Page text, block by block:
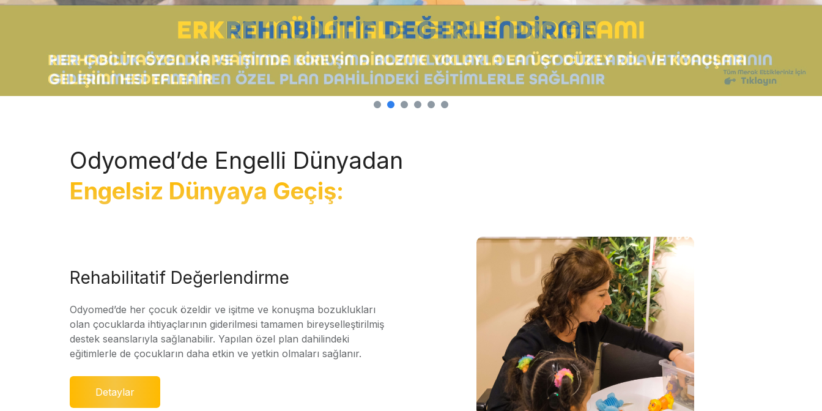
Odyomed’de Engelli Dünyadan
Engelsiz Dünyaya Geçiş:
Rehabilitatif Değerlendirme
Odyomed’de her çocuk özeldir ve işitme ve konuşma bozuklukları
olan çocuklarda ihtiyaçlarının giderilmesi tamamen bireyselleştirilmiş
destek seanslarıyla sağlanabilir. Yapılan özel plan dahilindeki
eğitimlerle de çocukların daha etkin ve yetkin olmaları sağlanır.
Detaylar